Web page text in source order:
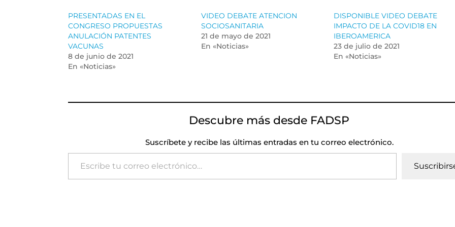
PRESENTADAS EN EL
CONGRESO PROPUESTAS
ANULACIÓN PATENTES
VACUNAS
8 de junio de 2021
En «Noticias»
VIDEO DEBATE ATENCION
SOCIOSANITARIA
21 de mayo de 2021
En «Noticias»
DISPONIBLE VIDEO DEBATE
IMPACTO DE LA COVID18 EN
IBEROAMERICA
23 de julio de 2021
En «Noticias»
Descubre más desde FADSP
Suscríbete y recibe las últimas entradas en tu correo electrónico.
Escribe tu correo electrónico…